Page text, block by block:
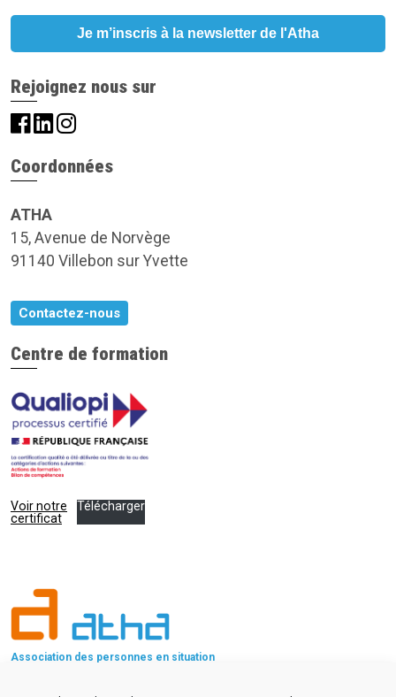
Rejoignez nous sur
Coordonnées
ATHA
15, Avenue de Norvège
91140 Villebon sur Yvette
Contactez-nous
Centre de formation
Voir notre
certificat
Télécharger
Association des personnes en situation